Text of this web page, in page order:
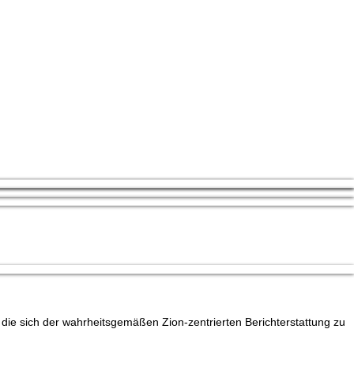
sich der wahrheitsgemäßen Zion-zentrierten Berichterstattung zu